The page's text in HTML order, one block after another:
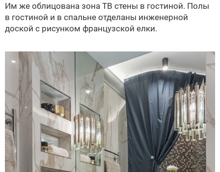
Им же облицована зона ТВ стены в гостиной. Полы
в гостиной и в спальне отделаны инженерной
доской с рисунком французской елки.